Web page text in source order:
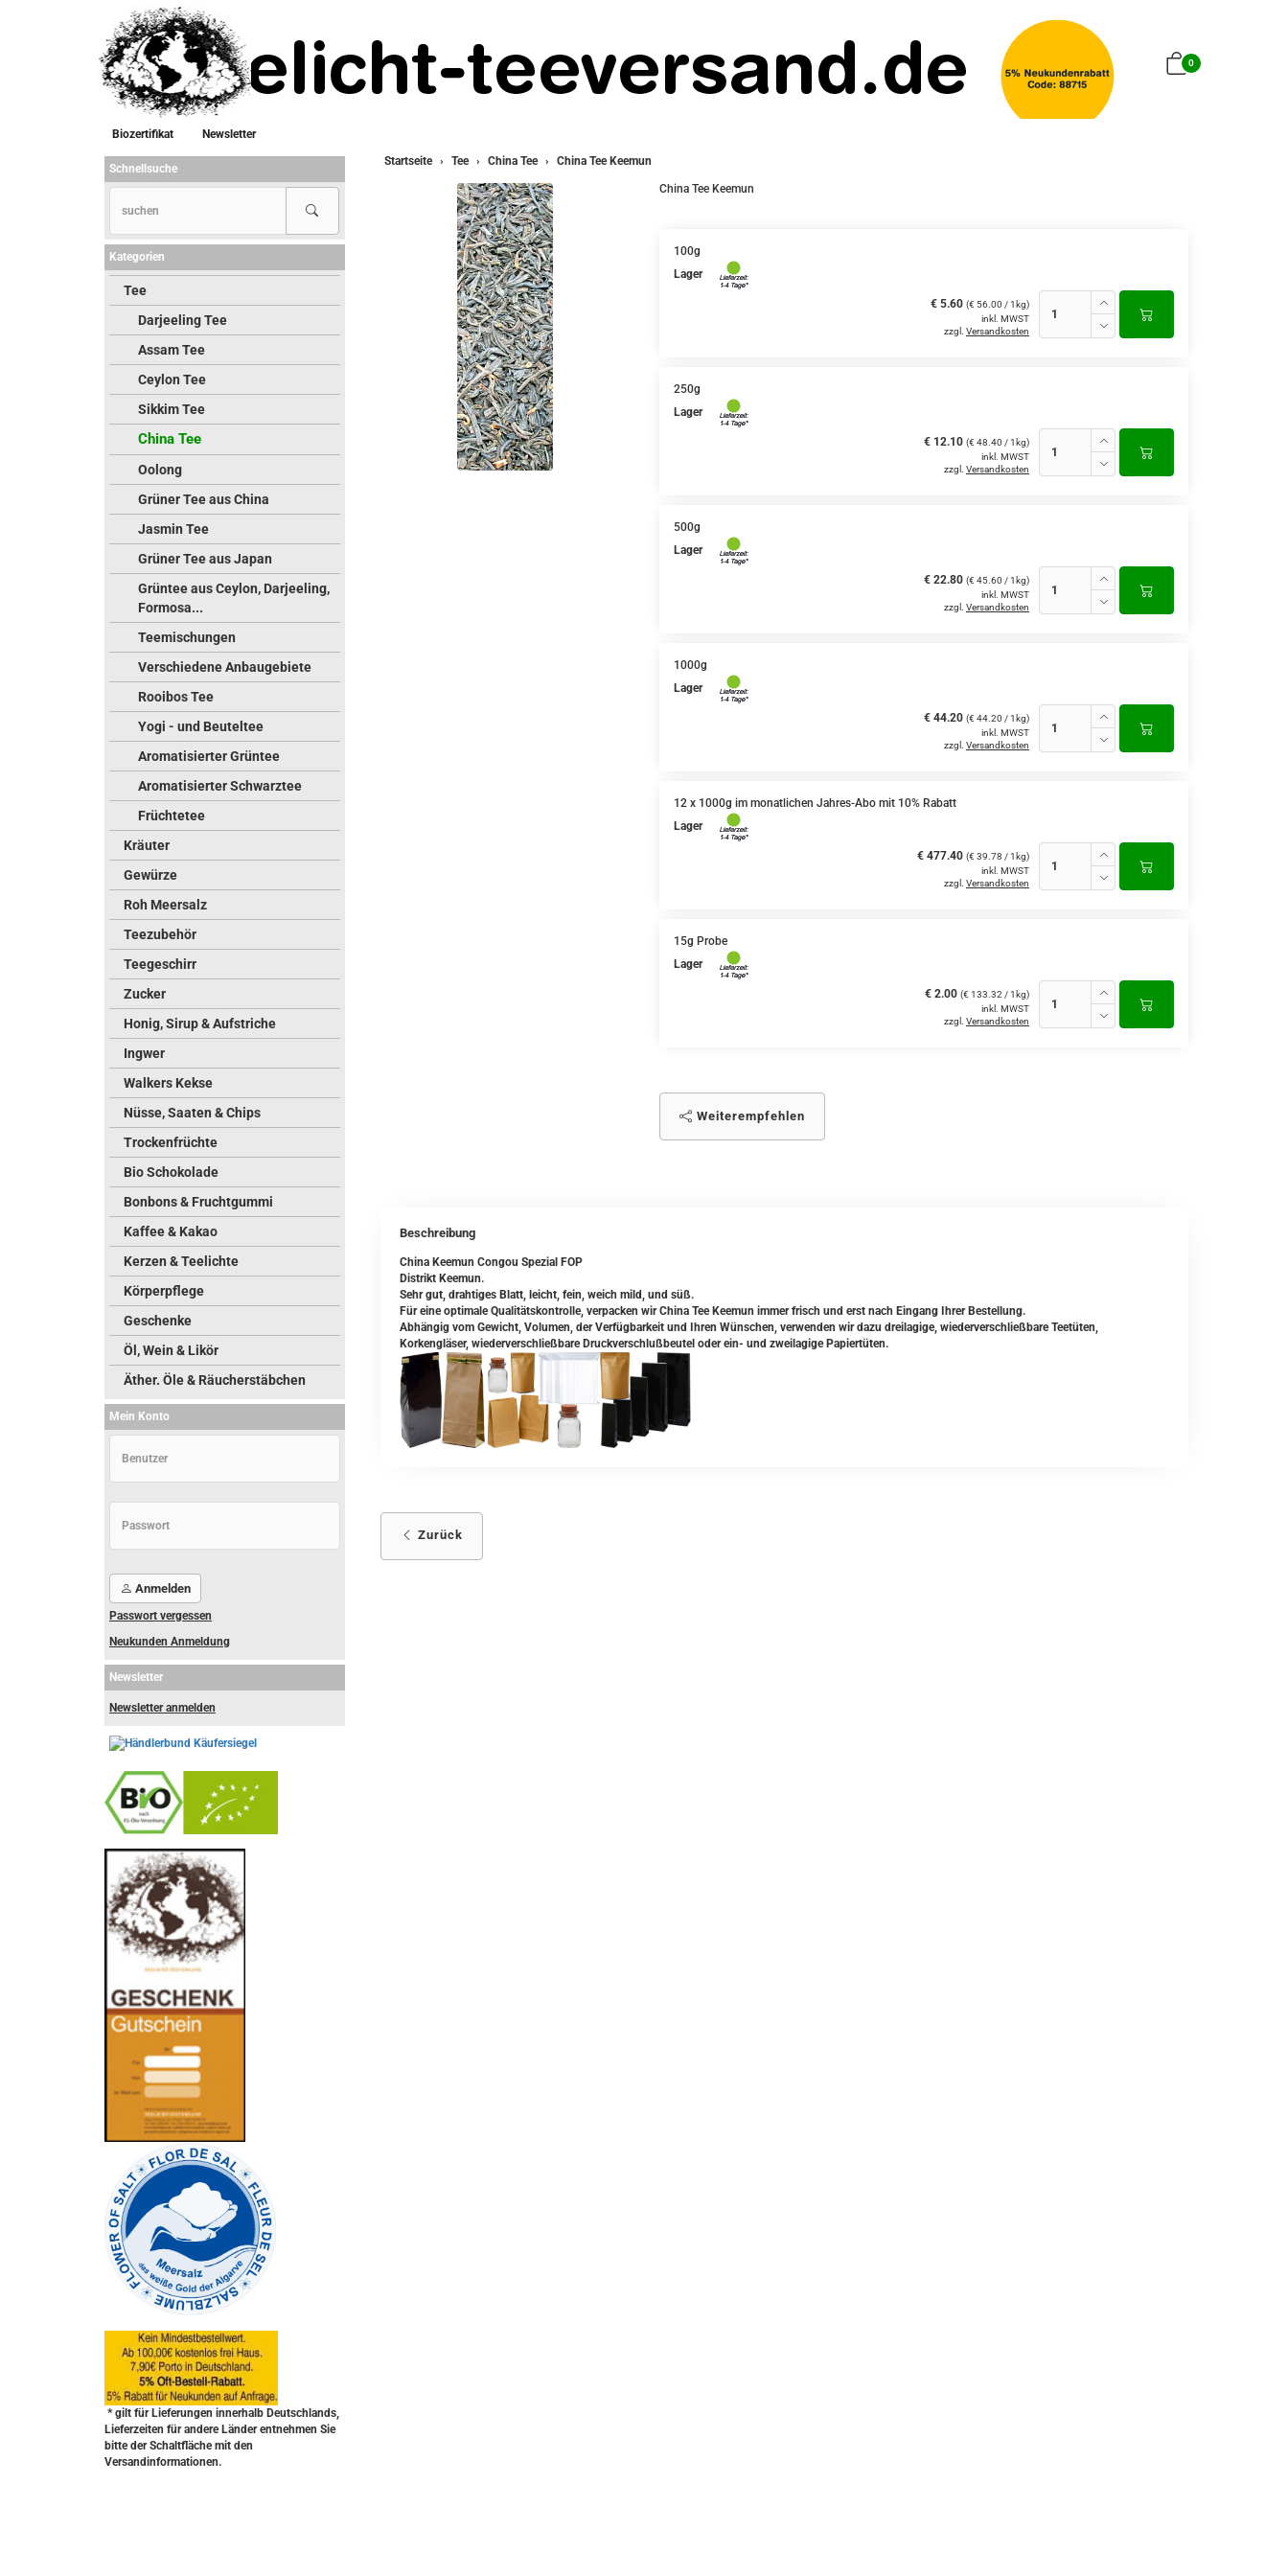
0
Biozertifikat
Newsletter
Startseite
Tee China Tee China Tee Keemun
China Tee Keemun
100g
Lager
€ 5.60 (€ 56.00 / 1kg)
inkl. MWST
zzgl. Versandkosten
250g
Lager
€ 12.10 (€ 48.40 / 1kg)
inkl. MWST
zzgl. Versandkosten
500g
Lager
€ 22.80 (€ 45.60 / 1kg)
inkl. MWST
zzgl. Versandkosten
1000g
Lager
€ 44.20 (€ 44.20 / 1kg)
inkl. MWST
zzgl. Versandkosten
12 x 1000g im monatlichen Jahres-Abo mit 10% Rabatt
Lager
€ 477.40 (€ 39.78 / 1kg)
inkl. MWST
zzgl. Versandkosten
15g Probe
Lager
€ 2.00 (€ 133.32 / 1kg)
inkl. MWST
zzgl. Versandkosten
Weiterempfehlen
Beschreibung
China Keemun Congou Spezial FOP
Distrikt Keemun.
Sehr gut, drahtiges Blatt, leicht, fein, weich mild, und süß.
Für eine optimale Qualitätskontrolle, verpacken wir China Tee Keemun immer frisch und erst nach Eingang Ihrer Bestellung.
Abhängig vom Gewicht, Volumen, der Verfügbarkeit und Ihren Wünschen, verwenden wir dazu dreilagige, wiederverschließbare Teetüten,
Korkengläser, wiederverschließbare Druckverschlußbeutel oder ein- und zweilagige Papiertüten.
Zurück
Schnellsuche
Kategorien
Tee
Darjeeling Tee
Assam Tee
Ceylon Tee
Sikkim Tee
China Tee
Oolong
Grüner Tee aus China
Jasmin Tee
Grüner Tee aus Japan
Grüntee aus Ceylon, Darjeeling,
Formosa...
Teemischungen
Verschiedene Anbaugebiete
Rooibos Tee
Yogi - und Beuteltee
Aromatisierter Grüntee
Aromatisierter Schwarztee
Früchtetee
Kräuter
Gewürze
Roh Meersalz
Teezubehör
Teegeschirr
Zucker
Honig, Sirup & Aufstriche
Ingwer
Walkers Kekse
Nüsse, Saaten & Chips
Trockenfrüchte
Bio Schokolade
Bonbons & Fruchtgummi
Kaffee & Kakao
Kerzen & Teelichte
Körperpflege
Geschenke
Öl, Wein & Likör
Äther. Öle & Räucherstäbchen
Mein Konto
Anmelden
Passwort vergessen
Neukunden Anmeldung
Newsletter
Newsletter anmelden
* gilt für Lieferungen innerhalb Deutschlands,
Lieferzeiten für andere Länder entnehmen Sie
bitte der Schaltfläche mit den
Versandinformationen.